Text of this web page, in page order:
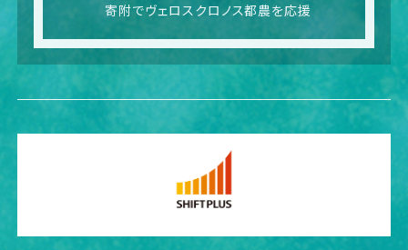
寄附でヴェロスクロノス都農を応援